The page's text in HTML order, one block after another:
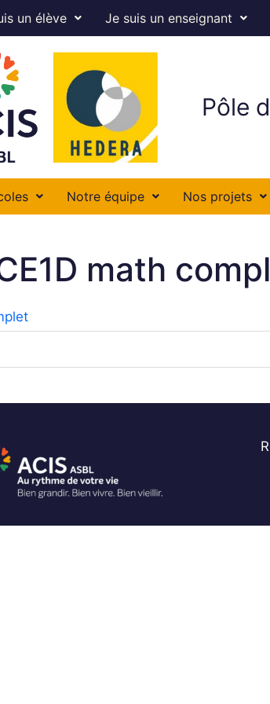
un élève Je suis un enseignant
Pôle
Notre équipe Nos projets
math